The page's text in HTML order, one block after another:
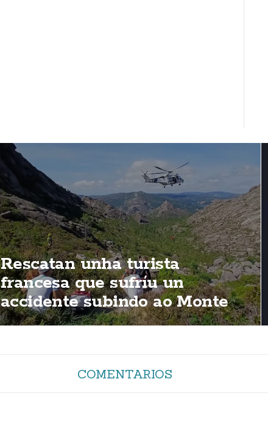
Rescatan unha turista
francesa que sufríu un
accidente subindo ao Monte
Pindo
COMENTARIOS